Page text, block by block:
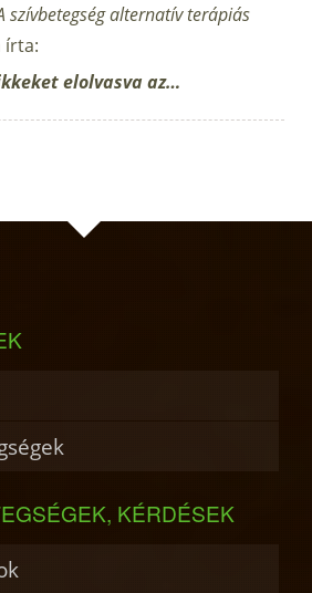
szívbetegség alternatív terápiás
írta:
elolvasva az…
KÉRDÉSEK